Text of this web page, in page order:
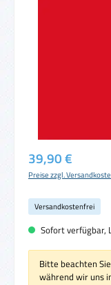
Regulärer Preis:
39,90 €
Preise zzgl.
Versandkostenfrei
Sofort verfügbar,
Bitte beachten
während wir uns